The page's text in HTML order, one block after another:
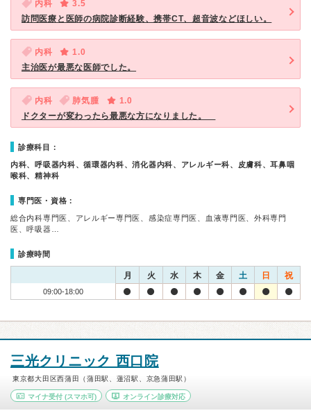
内科
3.5
訪問医療と医師の病院診断経験、携帯CT、超音波などほしい。
内科
1.0
主治医が最悪な医師でした。
内科 肺気腫
1.0
ドクターが変わったら最悪な方になりました。
診療科目：
内科、呼吸器内科、循環器内科、消化器内科、アレルギー科、皮膚科、耳鼻咽
喉科、精神科
専門医・資格：
総合内科専門医、アレルギー専門医、感染症専門医、血液専門医、外科専門
医、呼吸器…
診療時間
月 火 水 木 金 土 日 祝
09:00-18:00
三光クリニック 西口院
東京都大田区西蒲田（蒲田駅、蓮沼駅、京急蒲田駅）
マイナ受付 (スマホ可) オンライン診療対応